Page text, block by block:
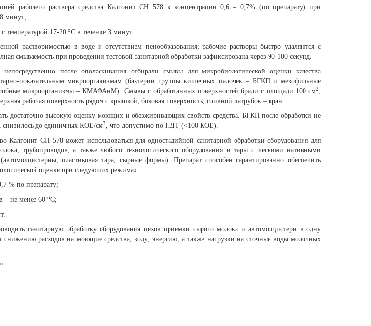
рабочего раствора средства Калгонит СН 578 в концентрации 0,6 – 0,7% (по препарату) при
минут;
температурой 17-20 оС в течение 3 минут.
растворимостью в воде и отсутствием пенообразования; рабочие растворы быстро удаляются с
смываемость при проведении тестовой санитарной обработки зафиксирована через 90-100 секунд.
после ополаскивания отбирали смывы для микробиологической оценки качества
показательным микроорганизмам (бактерии группы кишечных палочек – БГКП и мезофильные
микроорганизмы – КМАФАнМ). Смывы с обработанных поверхностей брали с площади 100 см2;
рабочая поверхность рядом с крышкой, боковая поверхность, сливной патрубок – кран.
достаточно высокую оценку моющих и обезжиривающих свойств средства. БГКП после обработки не
до единичных КОЕ/см3, что допустимо по НДТ (<100 КОЕ).
Калгонит СН 578 может использоваться для одностадийной санитарной обработки оборудования для
трубопроводов, а также любого технологического оборудования и тары с легкими нативными
пластиковая тара, сырные формы). Препарат способен гарантированно обеспечить
оценке при следующих режимах:
% по препарату;
– не менее 60 оС;
санитарную обработку оборудования цехов приемки сырого молока и автомолцистерн в одну
снижению расходов на моющие средства, воду, энергию, а также нагрузки на сточные воды молочных